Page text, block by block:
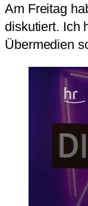
Am Freitag
diskutiert. Ich
Übermedien